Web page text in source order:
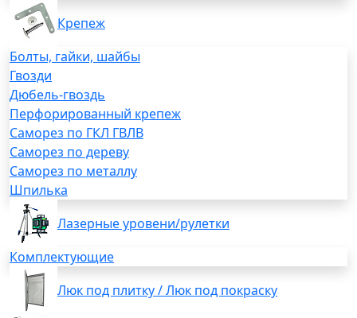
Крепеж
Болты, гайки, шайбы
Гвозди
Дюбель-гвоздь
Перфорированный крепеж
Саморез по ГКЛ ГВЛВ
Саморез по дереву
Саморез по металлу
Шпилька
Лазерные уровени/рулетки
Комплектующие
Люк под плитку / Люк под покраску